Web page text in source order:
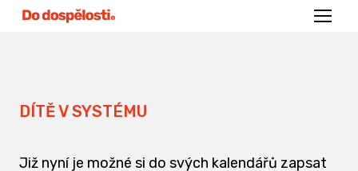
Menu
DÍTĚ V SYSTÉMU
Již nyní je možné si do svých kalendářů zapsat